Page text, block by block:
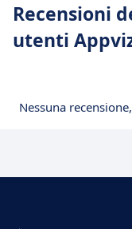
Recensioni
utenti
Nessuna